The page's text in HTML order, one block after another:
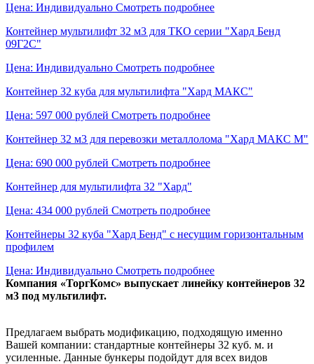
Цена: Индивидуально Смотреть подробнее
Контейнер мультилифт 32 м3 для ТКО серии "Хард Бенд
09Г2С"
Цена: Индивидуально Смотреть подробнее
Контейнер 32 куба для мультилифта "Хард МАКС"
Цена: 597 000 рублей Смотреть подробнее
Контейнер 32 м3 для перевозки металлолома "Хард МАКС М"
Цена: 690 000 рублей Смотреть подробнее
Контейнер для мультилифта 32 "Хард"
Цена: 434 000 рублей Смотреть подробнее
Контейнеры 32 куба "Хард Бенд" с несущим горизонтальным
профилем
Цена: Индивидуально Смотреть подробнее
Компания «ТоргКомс» выпускает линейку контейнеров 32
м3 под мультилифт.
Предлагаем выбрать модификацию, подходящую именно
Вашей компании: стандартные контейнеры 32 куб. м. и
усиленные. Данные бункеры подойдут для всех видов